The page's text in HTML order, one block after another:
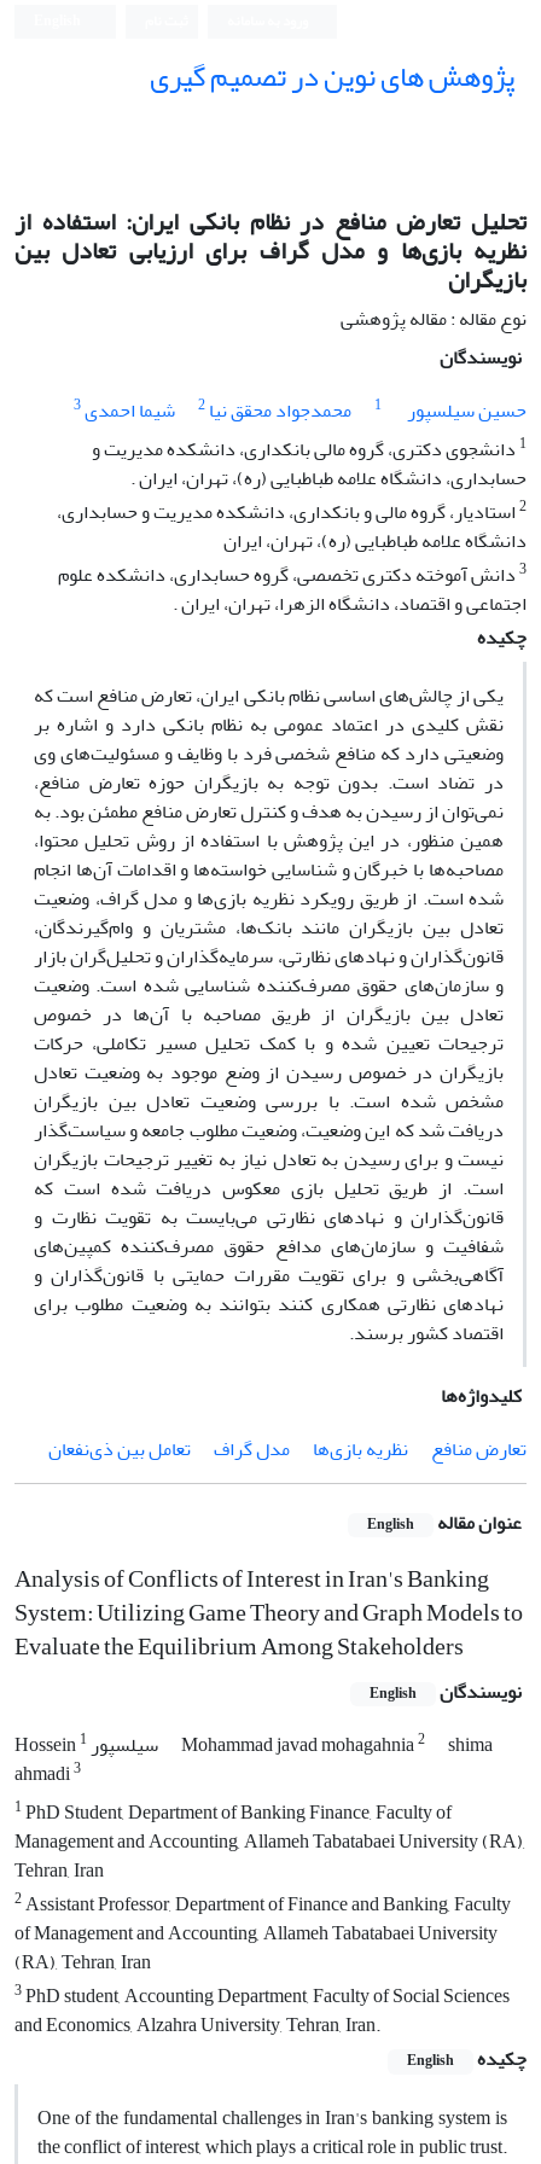
پژوهش های نوین در تصمیم گیری
تحلیل تعارض منافع در نظام بانکی ایران: استفاده از
نظریه بازی‌ها و مدل گراف برای ارزیابی تعادل بین
بازیگران
نوع مقاله : مقاله پژوهشی
نویسندگان
حسین سیلسپور
1 محمدجواد محقق نیا2 شیما احمدی3
1 دانشجوی دکتری، گروه مالی بانکداری، دانشکده مدیریت و
حسابداری، دانشگاه علامه طباطبایی (ره)، تهران، ایران .
2استادیار، گروه مالی و بانکداری، دانشکده مدیریت و حسابداری،
دانشگاه علامه طباطبایی (ره)، تهران، ایران
3دانش آموخته دکتری تخصصی، گروه حسابداری، دانشکده علوم
اجتماعی و اقتصاد، دانشگاه الزهرا، تهران، ایران .
چکیده
یکی از چالش‌های اساسی نظام بانکی ایران، تعارض منافع است که
نقش کلیدی در اعتماد عمومی به نظام بانکی دارد و اشاره بر
وضعیتی دارد که منافع شخصی فرد با وظایف و مسئولیت‌های وی
در تضاد است. بدون توجه به بازیگران حوزه تعارض منافع،
نمی‌توان از رسیدن به هدف و کنترل تعارض منافع مطمئن بود. به
همین منظور، در این پژوهش با استفاده از روش تحلیل محتوا،
مصاحبه‌ها با خبرگان و شناسایی خواسته‌ها و اقدامات آن‌ها انجام
شده است. از طریق رویکرد نظریه بازی‌ها و مدل گراف، وضعیت
تعادل بین بازیگران مانند بانک‌ها، مشتریان و وام‌گیرندگان،
قانون‌گذاران و نهادهای نظارتی، سرمایه‌گذاران و تحلیل‌گران بازار
و سازمان‌های حقوق مصرف‌کننده شناسایی شده است. وضعیت
تعادل بین بازیگران از طریق مصاحبه با آن‌ها در خصوص
ترجیحات تعیین شده و با کمک تحلیل مسیر تکاملی، حرکات
بازیگران در خصوص رسیدن از وضع موجود به وضعیت تعادل
مشخص شده است. با بررسی وضعیت تعادل بین بازیگران
دریافت شد که این وضعیت، وضعیت مطلوب جامعه و سیاست‌گذار
نیست و برای رسیدن به تعادل نیاز به تغییر ترجیحات بازیگران
است. از طریق تحلیل بازی معکوس دریافت شده است که
قانون‌گذاران و نهادهای نظارتی می‌بایست به تقویت نظارت و
شفافیت و سازمان‌های مدافع حقوق مصرف‌کننده کمپین‌های
آگاهی‌بخشی و برای تقویت مقررات حمایتی با قانون‌گذاران و
نهادهای نظارتی همکاری کنند بتوانند به وضعیت مطلوب برای
اقتصاد کشور برسند.
کلیدواژه‌ها
تعارض منافع
نظریه بازی‌ها مدل گراف تعامل بین ذی‌نفعان
عنوان مقاله English
Analysis of Conflicts of Interest in Iran's Banking
System: Utilizing Game Theory and Graph Models to
Evaluate the Equilibrium Among Stakeholders
نویسندگان English
Hossein سیلسپور1 Mohammad javad mohagahnia2
shima
ahmadi3
1PhD Student, Department of Banking Finance, Faculty of
Management and Accounting, Allameh Tabatabaei University (RA),
Tehran, Iran
2Assistant Professor, Department of Finance and Banking, Faculty
of Management and Accounting, Allameh Tabatabaei University
(RA), Tehran, Iran
3PhD student, Accounting Department, Faculty of Social Sciences
and Economics, Alzahra University, Tehran, Iran.
چکیده
English
One of the fundamental challenges in Iran's banking system is
the conflict of interest, which plays a critical role in public trust.